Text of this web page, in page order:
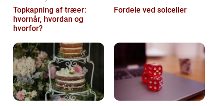
Topkapning af træer:
hvornår, hvordan og
hvorfor?
Fordele ved solceller